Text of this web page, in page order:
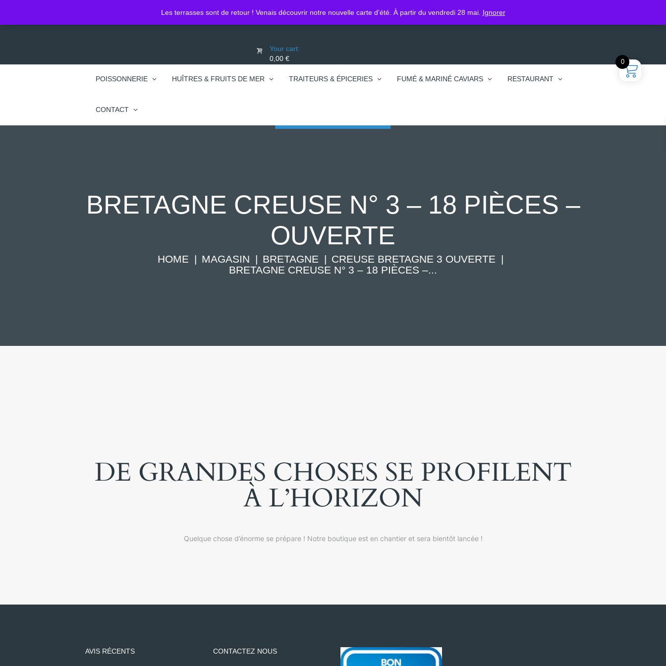
Les terrasses sont de retour ! Venais découvrir notre nouvelle carte d'été. À partir du vendredi 28 mai. Ignorer
2 Pl. Jean Jacques Rousseau
0450740095
Your cart:
0,00 €
POISSONNERIE HUÎTRES & FRUITS DE MER TRAITEURS & ÉPICERIES FUMÉ & MARINÉ CAVIARS RESTAURANT
CONTACT
BRETAGNE CREUSE N° 3 – 18 PIÈCES –
OUVERTE
HOME MAGASIN BRETAGNE
CREUSE BRETAGNE 3 OUVERTE
BRETAGNE CREUSE N° 3 – 18 PIÈCES –...
DE GRANDES CHOSES SE PROFILENT
À L’HORIZON
Quelque chose d’énorme se prépare ! Notre boutique est en chantier et sera bientôt lancée !
AVIS RÉCENTS CONTACTEZ NOUS
0